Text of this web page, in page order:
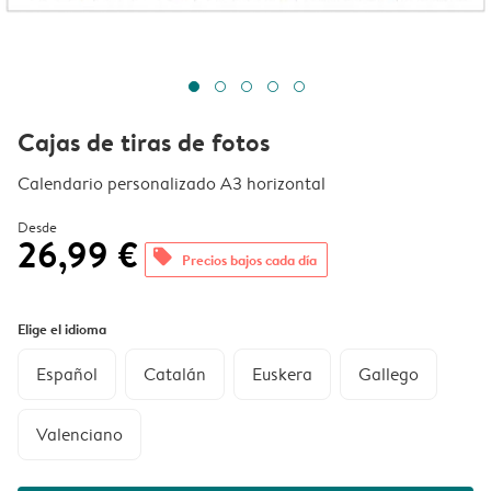
Cajas de tiras de fotos
Calendario personalizado A3 horizontal
Desde
26,99 € offers Precios bajos cada día
Elige el idioma
Español Catalán Euskera Gallego
Valenciano